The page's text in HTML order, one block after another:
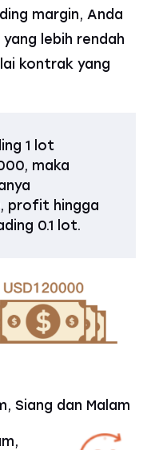
margin, Anda
lebih rendah
kontrak yang
1 lot
maka
profit hingga
0.1 lot.
Siang dan Malam